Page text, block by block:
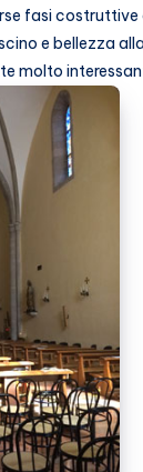
fasi costruttive
e bellezza
molto